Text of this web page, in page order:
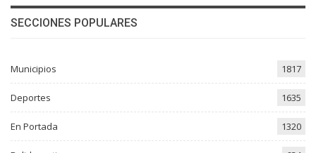
SECCIONES POPULARES
Municipios 1817
Deportes 1635
En Portada 1320